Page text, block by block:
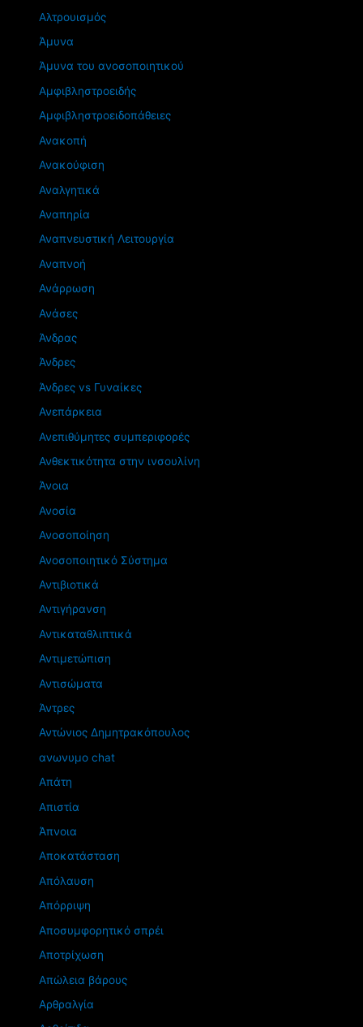
Αλτρουισμός
Άμυνα
Άμυνα του ανοσοποιητικού
Αμφιβληστροειδής
Αμφιβληστροειδοπάθειες
Ανακοπή
Ανακούφιση
Αναλγητικά
Αναπηρία
Αναπνευστική Λειτουργία
Αναπνοή
Ανάρρωση
Ανάσες
Άνδρας
Άνδρες
Άνδρες vs Γυναίκες
Ανεπάρκεια
Ανεπιθύμητες συμπεριφορές
Ανθεκτικότητα στην ινσουλίνη
Άνοια
Ανοσία
Ανοσοποίηση
Ανοσοποιητικό Σύστημα
Αντιβιοτικά
Αντιγήρανση
Αντικαταθλιπτικά
Αντιμετώπιση
Αντισώματα
Άντρες
Αντώνιος Δημητρακόπουλος
ανωνυμο chat
Απάτη
Απιστία
Άπνοια
Αποκατάσταση
Απόλαυση
Απόρριψη
Αποσυμφορητικό σπρέι
Αποτρίχωση
Απώλεια βάρους
Αρθραλγία